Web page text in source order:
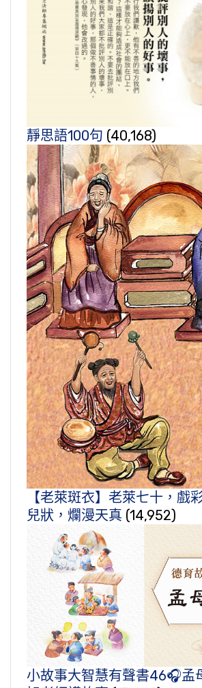
靜思語100句 (40,168)
【老萊斑衣】老萊七十，戲
兒狀，爛漫天真 (14,952)
小故事大智慧有聲書46🎧孟